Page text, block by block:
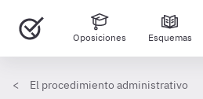
Oposiciones Esquemas
El procedimiento administrativo